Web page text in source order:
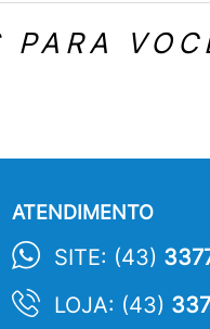
PARA
ATENDIMENTO
SITE: (43)
LOJA: (43)